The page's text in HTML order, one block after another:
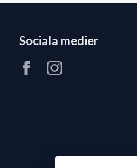
Sociala medier